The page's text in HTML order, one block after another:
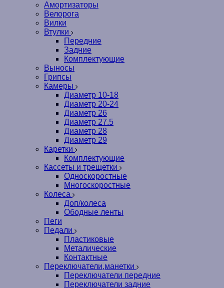
Амортизаторы
Велорога
Вилки
Втулки
Передние
Задние
Комплектующие
Выносы
Грипсы
Камеры
Диаметр 10-18
Диаметр 20-24
Диаметр 26
Диаметр 27.5
Диаметр 28
Диаметр 29
Каретки
Комплектующие
Кассеты и трещетки
Односкоростные
Многоскоростные
Колеса
Доп/колеса
Ободные ленты
Пеги
Педали
Пластиковые
Металические
Контактные
Переключатели,манетки
Переключатели передние
Переключатели задние